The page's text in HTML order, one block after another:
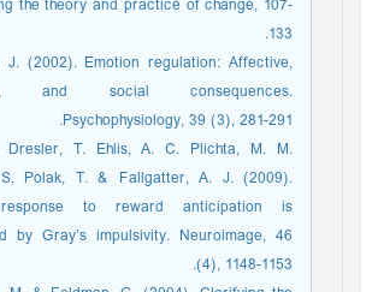
the theory and practice of change, 107-
133.
J. (2002). Emotion regulation: Affective,
and social consequences.
Psychophysiology, 39 (3), 281-291.
Dresler, T. Ehlis, A. C. Plichta, M. M.
S. Polak, T. & Fallgatter, A. J. (2009).
to reward anticipation is
by Gray’s impulsivity. Neuroimage, 46
(4), 1148-1153.